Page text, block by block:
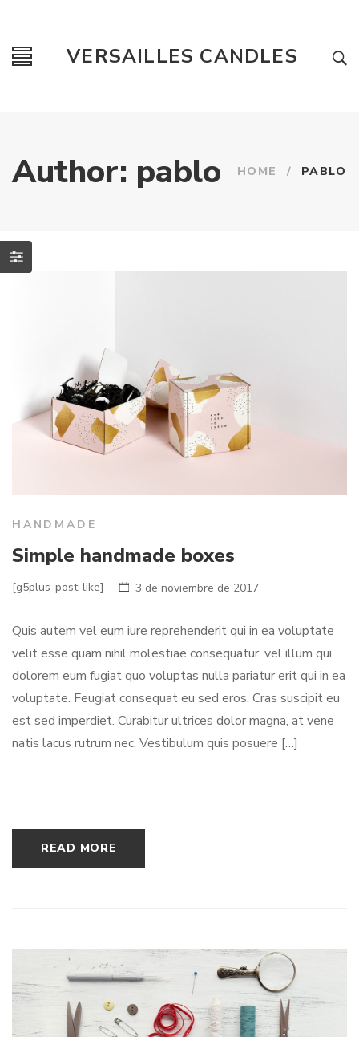
VERSAILLES CANDLES
Author: pablo HOME / PABLO
HANDMADE
Simple handmade boxes
[g5plus-post-like] 3 de noviembre de 2017
Quis autem vel eum iure reprehenderit qui in ea voluptate
velit esse quam nihil molestiae consequatur, vel illum qui
dolorem eum fugiat quo voluptas nulla pariatur erit qui in ea
voluptate. Feugiat consequat eu sed eros. Cras suscipit eu
est sed imperdiet. Curabitur ultrices dolor magna, at vene
natis lacus rutrum nec. Vestibulum quis posuere […]
READ MORE